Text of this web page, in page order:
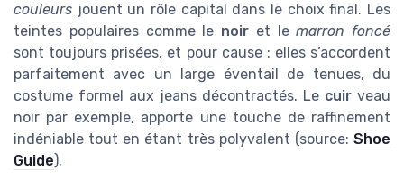
couleurs jouent un rôle capital dans le choix final. Les
teintes populaires comme le noir et lemarron foncé
sont toujours prisées, et pour cause : elles s’accordent
parfaitement avec un large éventail de tenues, du
costume formel aux jeans décontractés. Le cuir veau
noir par exemple, apporte une touche de raffinement
indéniable tout en étant très polyvalent (source: Shoe
Guide).